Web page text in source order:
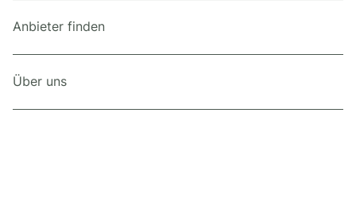
Anbieter finden
Über uns